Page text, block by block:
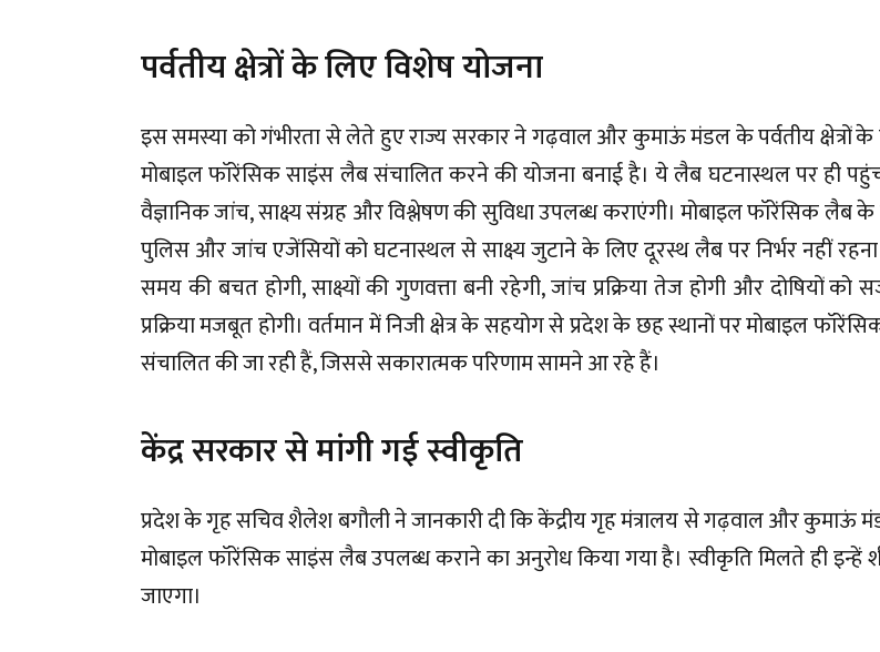
पर्वतीय क्षेत्रों के लिए विशेष योजना
इस समस्या को गंभीरता से लेते हुए राज्य सरकार ने गढ़वाल और कुमाऊं मंडल के पर्वतीय क्षेत्रों
मोबाइल फॉरेंसिक साइंस लैब संचालित करने की योजना बनाई है। ये लैब घटनास्थल पर ही
वैज्ञानिक जांच, साक्ष्य संग्रह और विश्लेषण की सुविधा उपलब्ध कराएंगी। मोबाइल फॉरेंसिक लैब
पुलिस और जांच एजेंसियों को घटनास्थल से साक्ष्य जुटाने के लिए दूरस्थ लैब पर निर्भर नहीं
समय की बचत होगी, साक्ष्यों की गुणवत्ता बनी रहेगी, जांच प्रक्रिया तेज होगी और दोषियों को
प्रक्रिया मजबूत होगी। वर्तमान में निजी क्षेत्र के सहयोग से प्रदेश के छह स्थानों पर मोबाइल
संचालित की जा रही हैं, जिससे सकारात्मक परिणाम सामने आ रहे हैं।
केंद्र सरकार से मांगी गई स्वीकृति
प्रदेश के गृह सचिव शैलेश बगौली ने जानकारी दी कि केंद्रीय गृह मंत्रालय से गढ़वाल और कुमाऊं
मोबाइल फॉरेंसिक साइंस लैब उपलब्ध कराने का अनुरोध किया गया है। स्वीकृति मिलते ही इन्हें
जाएगा।